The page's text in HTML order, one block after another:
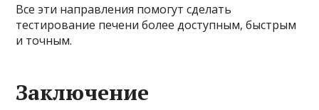
Все эти направления помогут сделать
тестирование печени более доступным, быстрым
и точным.
Заключение